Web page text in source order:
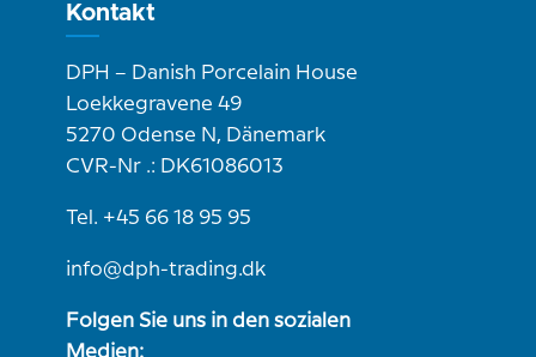
Kontakt
DPH – Danish Porcelain House
Loekkegravene 49
5270 Odense N, Dänemark
CVR-Nr .: DK61086013
Tel. +45 66 18 95 95
info@dph-trading.dk
Folgen Sie uns in den sozialen
Medien: